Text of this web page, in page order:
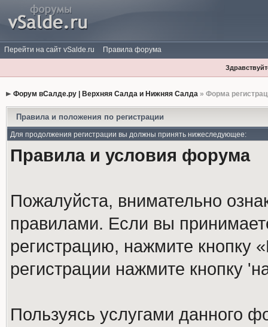
Перейти на сайт vSalde.ru Правила форума
Форум вСалде.ру | Верхняя Салда и Нижняя Салда» Форма
Правила и положения по регистрации
Для продолжения регистрации вы должны принять нижеследующее:
Правила и условия форума
Пожалуйста, внимательно
правилами. Если вы
регистрацию, нажмите кнопку
регистрации нажмите кнопку
Пользуясь услугами данного